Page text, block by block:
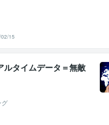
15
ルタイムデータ＝無敵
グ